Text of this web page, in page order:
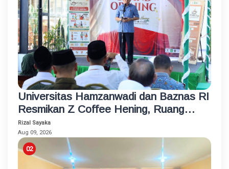
Universitas Hamzanwadi dan Baznas RI
Resmikan Z Coffee Hening, Ruang
Usaha Inklusif bagi Penyandang
Disabilitas
Rizal Sayaka
Aug 09, 2026